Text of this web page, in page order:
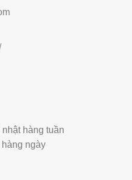
hàng tuần
ngày